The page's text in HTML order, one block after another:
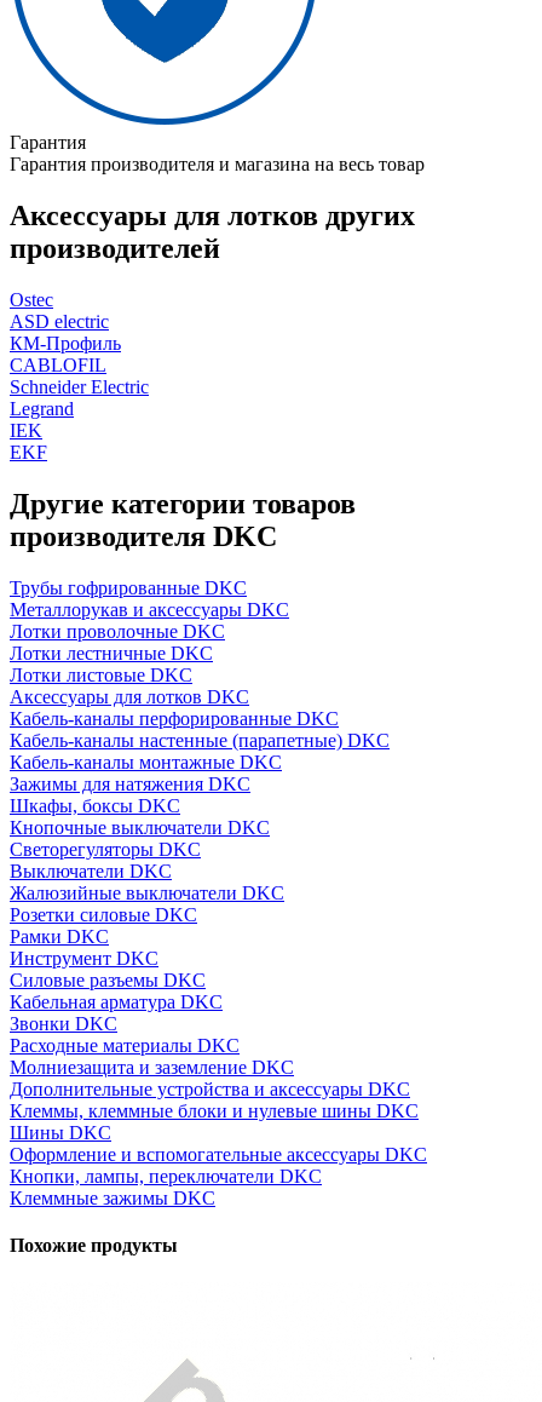
Гарантия
Гарантия производителя и магазина на весь товар
Аксессуары для лотков других
производителей
Ostec
ASD electric
КМ-Профиль
CABLOFIL
Schneider Electric
Legrand
IEK
EKF
Другие категории товаров
производителя DKC
Трубы гофрированные DKC
Металлорукав и аксессуары DKC
Лотки проволочные DKC
Лотки лестничные DKC
Лотки листовые DKC
Аксессуары для лотков DKC
Кабель-каналы перфорированные DKC
Кабель-каналы настенные (парапетные) DKC
Кабель-каналы монтажные DKC
Зажимы для натяжения DKC
Шкафы, боксы DKC
Кнопочные выключатели DKC
Светорегуляторы DKC
Выключатели DKC
Жалюзийные выключатели DKC
Розетки силовые DKC
Рамки DKC
Инструмент DKC
Силовые разъемы DKC
Кабельная арматура DKC
Звонки DKC
Расходные материалы DKC
Молниезащита и заземление DKC
Дополнительные устройства и аксессуары DKC
Клеммы, клеммные блоки и нулевые шины DKC
Шины DKC
Оформление и вспомогательные аксессуары DKC
Кнопки, лампы, переключатели DKC
Клеммные зажимы DKC
Похожие продукты